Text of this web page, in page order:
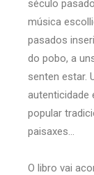
século
música
pasados
do pobo, a
senten estar.
autenticidade
popular
paisaxes…
O libro vai